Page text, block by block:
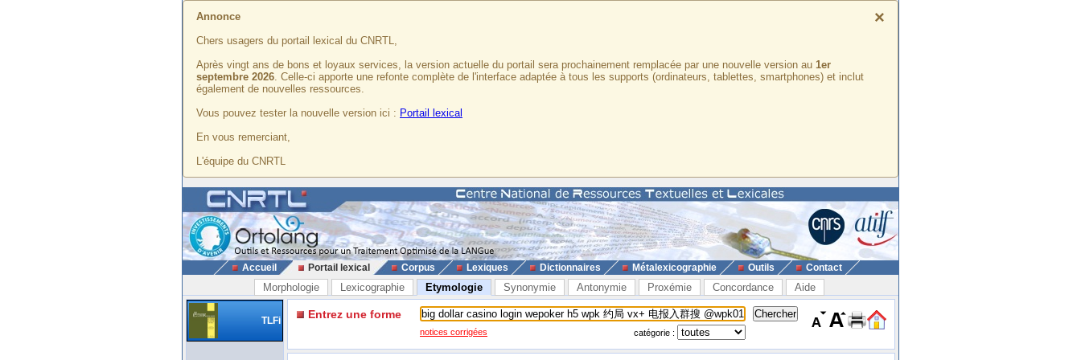
×
Annonce
Chers usagers du portail lexical du CNRTL,
Après vingt ans de bons et loyaux services, la version actuelle du portail sera prochainement remplacée par une nouvelle version au 1er
septembre 2026. Celle-ci apporte une refonte complète de l'interface adaptée à tous les supports (ordinateurs, tablettes, smartphones) et inclut
également de nouvelles ressources.
Vous pouvez tester la nouvelle version ici : Portail lexical
En vous remerciant,
L'équipe du CNRTL
Accueil Portail lexical Corpus Lexiques Dictionnaires Métalexicographie Outils Contact
Morphologie Lexicographie Etymologie Synonymie Antonymie Proxémie Concordance Aide
TLFi Entrez une forme
notices corrigées catégorie :